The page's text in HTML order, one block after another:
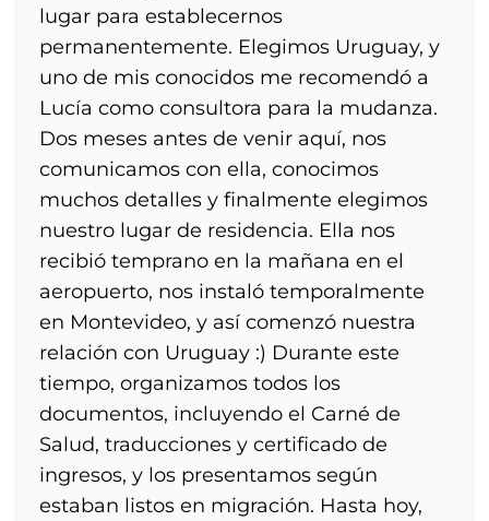
lugar para establecernos
permanentemente. Elegimos Uruguay, y
uno de mis conocidos me recomendó a
Lucía como consultora para la mudanza.
Dos meses antes de venir aquí, nos
comunicamos con ella, conocimos
muchos detalles y finalmente elegimos
nuestro lugar de residencia. Ella nos
recibió temprano en la mañana en el
aeropuerto, nos instaló temporalmente
en Montevideo, y así comenzó nuestra
relación con Uruguay :) Durante este
tiempo, organizamos todos los
documentos, incluyendo el Carné de
Salud, traducciones y certificado de
ingresos, y los presentamos según
estaban listos en migración. Hasta hoy,